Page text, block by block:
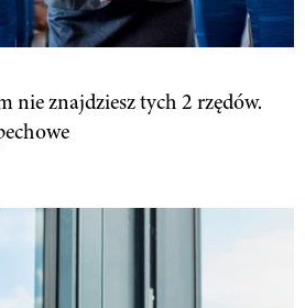
nie znajdziesz tych 2 rzędów.